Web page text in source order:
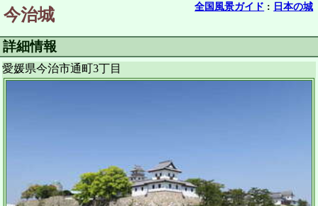
全国風景ガイド : 日本の城
今治城
詳細情報
愛媛県今治市通町3丁目